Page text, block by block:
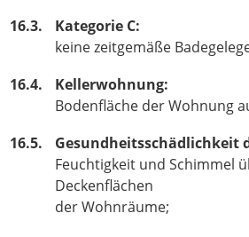
16.3.
Kategorie C:
keine zeitgemäße
16.4.
Kellerwohnung:
Bodenfläche der Wohnung
16.5.
Gesundheitsschädlichkeit
Feuchtigkeit und Schimmel
Deckenflächen
der Wohnräume;